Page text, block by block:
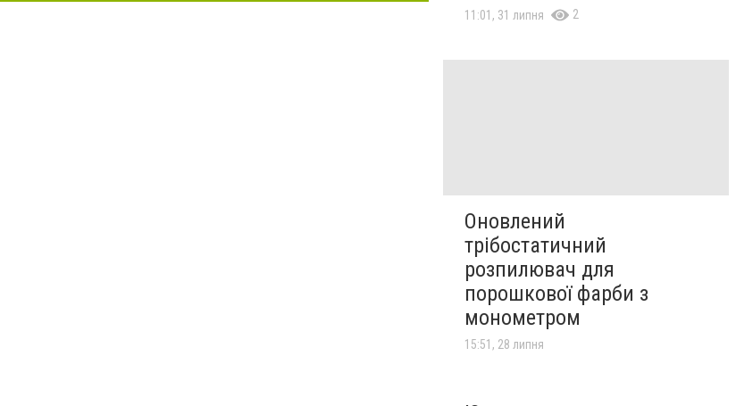
11:01, 31 липня 2
Оновлений
трібостатичний
розпилювач для
порошкової фарби з
монометром
15:51, 28 липня